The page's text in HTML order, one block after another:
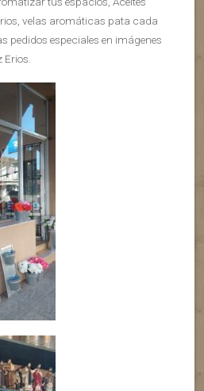
velas aromáticas pata cada
pedidos especiales en imágenes
Erios.